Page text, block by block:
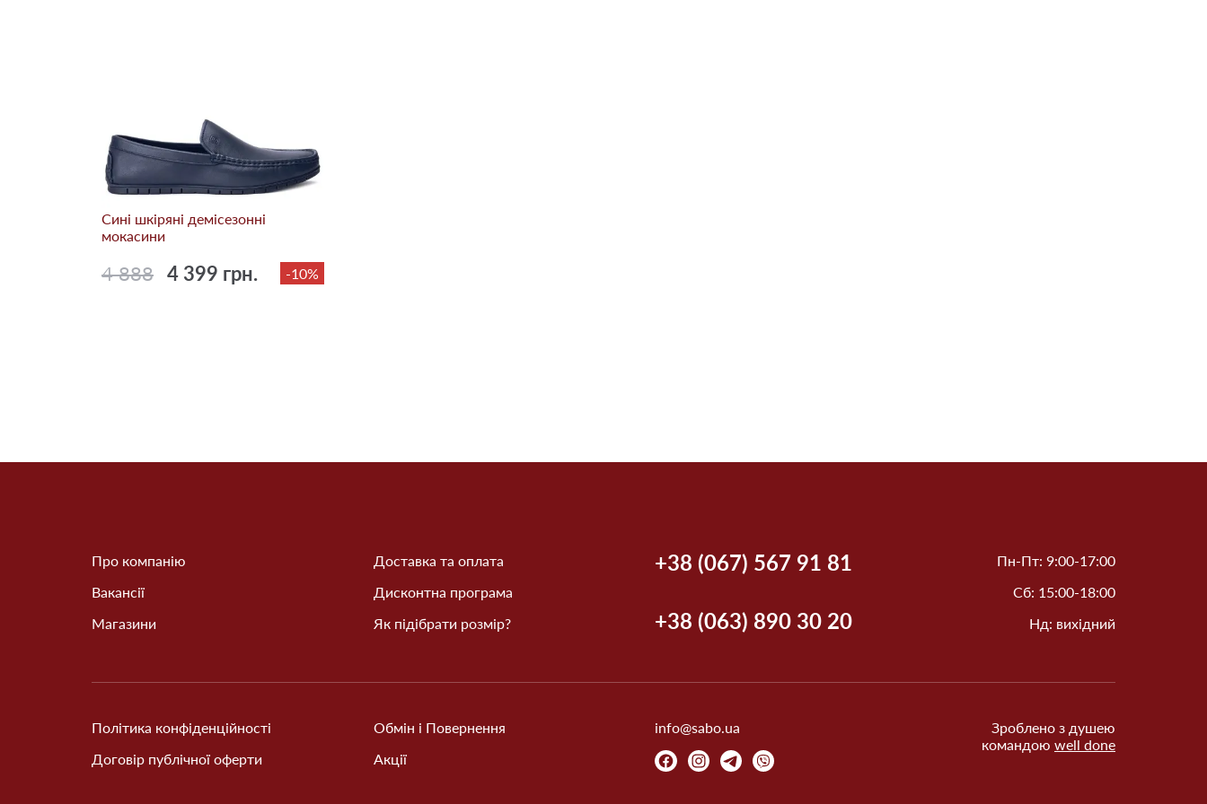
Сині шкіряні демісезонні
мокасини
4 888 4 399 грн. -10%
Про компанію
Вакансії
Магазини
Доставка та оплата
Дисконтна програма
Як підібрати розмір?
Політика конфіденційності
Договір публічної оферти
Обмін і Повернення
Акції
+38 (067) 567 91 81
+38 (063) 890 30 20
Пн-Пт: 9:00-17:00
Сб: 15:00-18:00
Нд: вихідний
info@sabo.ua
Зроблено з душею
командою well done